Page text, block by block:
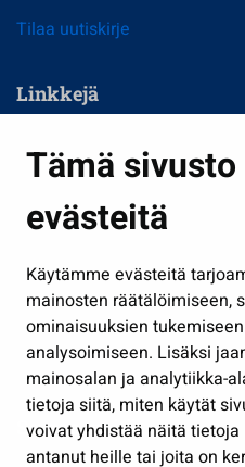
Tämä
evästeitä
Käytämme evästeitä
mainosten räätälöimiseen,
ominaisuuksien
analysoimiseen. Lisäksi
mainosalan ja analytiikka-
tietoja siitä, miten käytät
voivat yhdistää näitä
antanut heille tai joita on
Tilaa uutiskirje
Linkkejä
Kasvatus ja opetus
Kulttuuri ja liikunta
Työ ja yrittäminen
Osallistu ja asioi
Näytä omat
Seuraa meitä